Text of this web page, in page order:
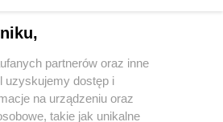
partnerów oraz inne
uzyskujemy dostęp i
na urządzeniu oraz
takie jak unikalne